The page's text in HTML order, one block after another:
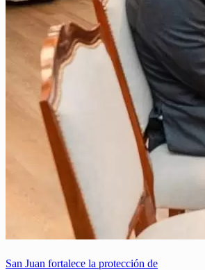
San Juan fortalece la protección de